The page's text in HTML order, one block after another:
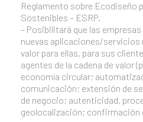
Reglamento sobre Ecodiseño
Sostenibles – ESRP.
– Posibilitará que las
nuevas aplicaciones/servicios
valor para ellas, para sus
agentes de la cadena de valor
economía circular;
comunicación; extensión de
de negocio; autenticidad,
geolocalización; confirmación